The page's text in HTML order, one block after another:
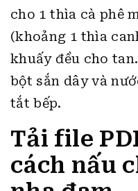
cho 1 thìa cà phê
(khoảng 1 thìa
khuấy đều cho
bột sắn dây và
tắt bếp.
Tải file
cách nấu